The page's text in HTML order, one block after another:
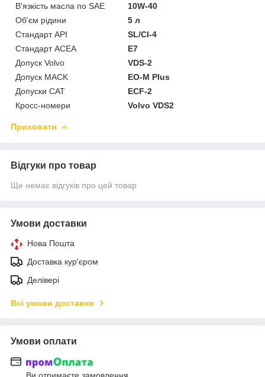
В'язкість масла по SAE
10W-40
Об'єм рідини
5 л
Стандарт API
SL/CI-4
Стандарт ACEA
E7
Допуск Volvo
VDS-2
Допуск MACK
EO-M Plus
Допуски CAT
ECF-2
Кросс-номери
Volvo VDS2
Приховати
Відгуки про товар
Ще немає відгуків про цей товар
Умови доставки
Нова Пошта
Доставка кур'єром
Делівері
Всі умови доставки
Умови оплати